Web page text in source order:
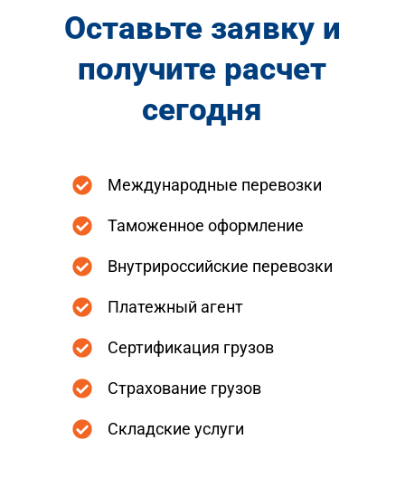
Оставьте заявку и
получите расчет
сегодня
Международные перевозки
Таможенное оформление
Внутрироссийские перевозки
Платежный агент
Сертификация грузов
Страхование грузов
Складские услуги